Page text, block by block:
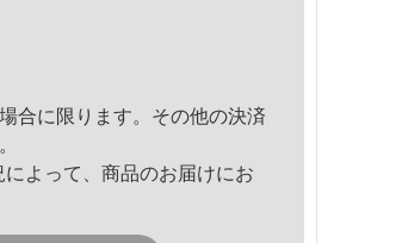
合に限ります。その他の決済
よって、商品のお届けにお